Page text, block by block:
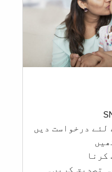
لئے درخواست دیں
کرنا
تصدیق کریں۔